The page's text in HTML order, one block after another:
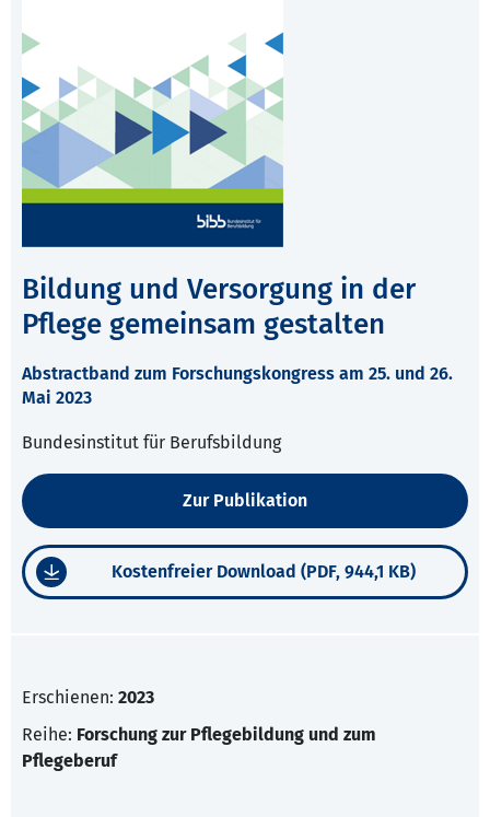
Bildung und Versorgung in der
Pflege gemeinsam gestalten
Abstractband zum Forschungskongress am 25. und 26.
Mai 2023
Bundesinstitut für Berufsbildung
Zur Publikation
Kostenfreier Download (PDF, 944,1 KB)
Erschienen: 2023
Reihe: Forschung zur Pflegebildung und zum
Pflegeberuf